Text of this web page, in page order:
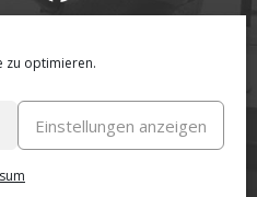
zu optimieren.
Einstellungen anzeigen
DATENSCHUTZ
© 2026 rebeq GmbH